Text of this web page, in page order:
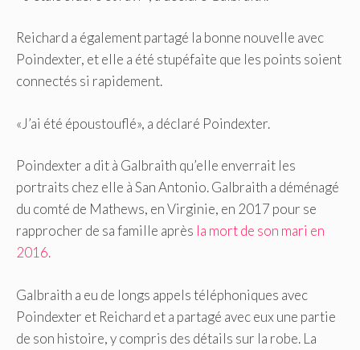
Reichard a également partagé la bonne nouvelle avec
Poindexter, et elle a été stupéfaite que les points soient
connectés si rapidement.
«J’ai été époustouflé», a déclaré Poindexter.
Poindexter a dit à Galbraith qu’elle enverrait les
portraits chez elle à San Antonio. Galbraith a déménagé
du comté de Mathews, en Virginie, en 2017 pour se
rapprocher de sa famille après la mort de son mari en
2016.
Galbraith a eu de longs appels téléphoniques avec
Poindexter et Reichard et a partagé avec eux une partie
de son histoire, y compris des détails sur la robe. La